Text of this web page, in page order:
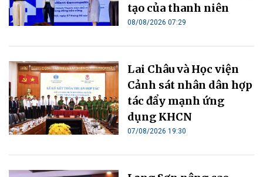
tạo của thanh niên
08/08/2026 07:29
Lai Châu và Học viện
Cảnh sát nhân dân hợp
tác đẩy mạnh ứng
dụng KHCN
07/08/2026 19:30